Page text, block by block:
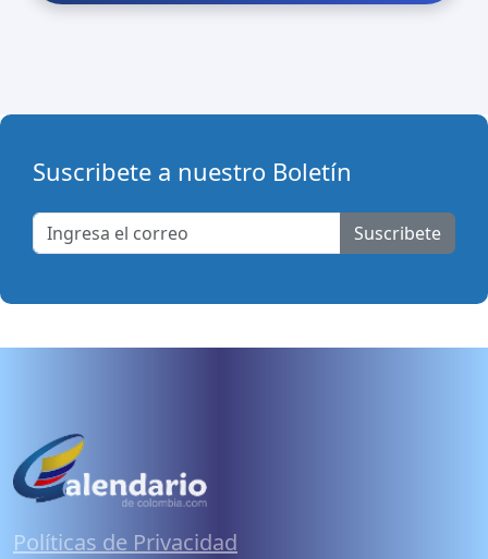
Suscribete a nuestro Boletín
Suscribete
Políticas de Privacidad